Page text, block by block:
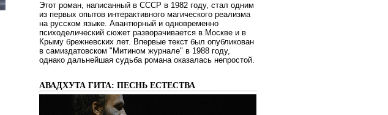
Этот роман, написанный в СССР в 1982 году, стал одним
из первых опытов интерактивного магического реализма
на русском языке. Авантюрный и одновременно
психоделический сюжет разворачивается в Москве и в
Крыму брежневских лет. Впервые текст был опубликован
в самиздатовском "Митином журнале" в 1988 году,
однако дальнейшая судьба романа оказалась непростой.
АВАДХУТА ГИТА: ПЕСНЬ ЕСТЕСТВА